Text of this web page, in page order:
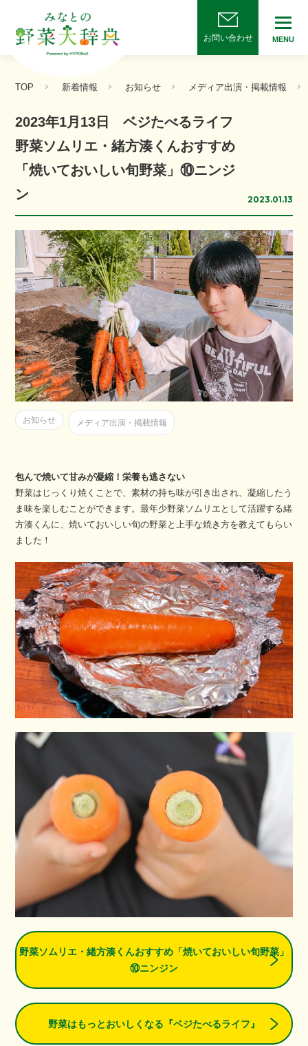
お問い合わせ MENU
TOP 新着情報 お知らせ メディア出演・掲載情報
2023年1月13日 ベジたべるライフ
野菜ソムリエ・緒方湊くんおすすめ
「焼いておいしい旬野菜」⑩ニンジ
ン
2023.01.13
お知らせ メディア出演・掲載情報
包んで焼いて甘みが凝縮！栄養も逃さない
野菜はじっくり焼くことで、素材の持ち味が引き出され、凝縮したう
ま味を楽しむことができます。最年少野菜ソムリエとして活躍する緒
方湊くんに、焼いておいしい旬の野菜と上手な焼き方を教えてもらい
ました！
野菜ソムリエ・緒方湊くんおすすめ「焼いておいしい旬野菜」
⑩ニンジン
野菜はもっとおいしくなる『ベジたべるライフ』